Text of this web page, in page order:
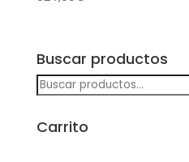
Buscar productos
Buscar
por:
Carrito